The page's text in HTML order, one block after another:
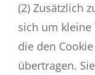
(2) Zusätzlich
sich um kleine
die den
übertragen.